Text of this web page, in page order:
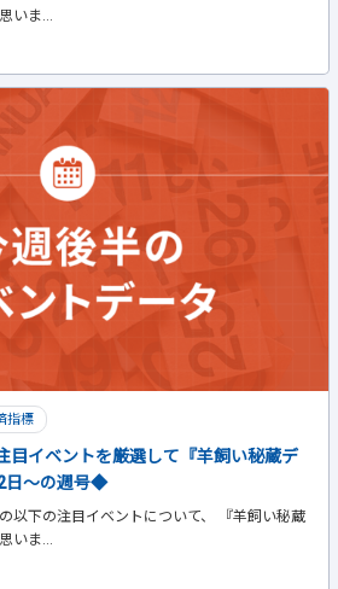
いま...
指標
目イベントを厳選して『羊飼い秘蔵デ
日～の週号◆
以下の注目イベントについて、 『羊飼い秘蔵
いま...